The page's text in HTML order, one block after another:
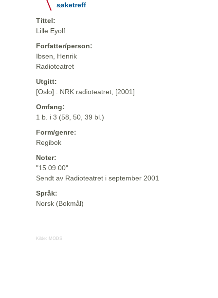
søketreff
Tittel:
Lille Eyolf
Forfatter/person:
Ibsen, Henrik
Radioteatret
Utgitt:
[Oslo] : NRK radioteatret, [2001]
Omfang:
1 b. i 3 (58, 50, 39 bl.)
Form/genre:
Regibok
Noter:
"15.09.00"
Sendt av Radioteatret i september 2001
Språk:
Norsk (Bokmål)
Kilde: MODS